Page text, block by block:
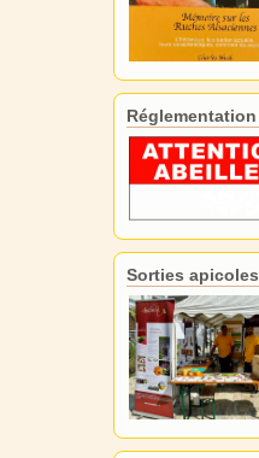
Réglementation
Sorties apicoles